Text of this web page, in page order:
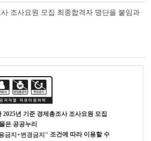
조사요원 모집 최종합격자 명단을 붙임과
2025년 기준 경제총조사 조사요원 모집
은 공공누리
금지+변경금지" 조건에 따라 이용할 수